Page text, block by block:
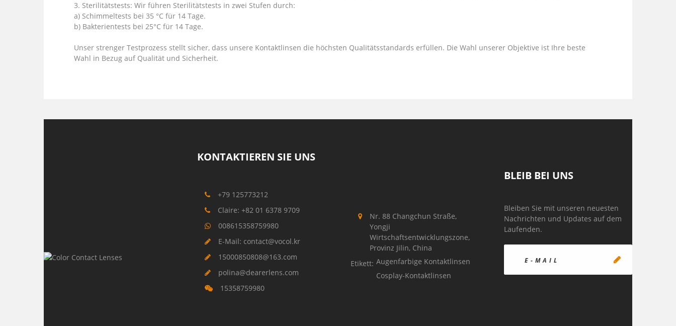
3. Sterilitätstests: Wir führen Sterilitätstests in zwei Stufen durch:
a) Schimmeltests bei 35 °C für 14 Tage.
b) Bakterientests bei 25°C für 14 Tage.
Unser strenger Testprozess stellt sicher, dass unsere Kontaktlinsen die höchsten Qualitätsstandards erfüllen. Die Wahl unserer Objektive ist Ihre beste
Wahl in Bezug auf Qualität und Sicherheit.
KONTAKTIEREN SIE UNS
+79 125773212
Claire: +82 01 6378 9709
008615358759980
E-Mail: contact@vocol.kr
15000850808@163.com
polina@dearerlens.com
15358759980
Nr. 88 Changchun Straße,
Yongji
Wirtschaftsentwicklungszone,
Provinz Jilin, China
Etikett: Augenfarbige Kontaktlinsen
Cosplay-Kontaktlinsen
BLEIB BEI UNS
Bleiben Sie mit unseren neuesten
Nachrichten und Updates auf dem
Laufenden.